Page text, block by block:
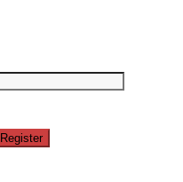
Register